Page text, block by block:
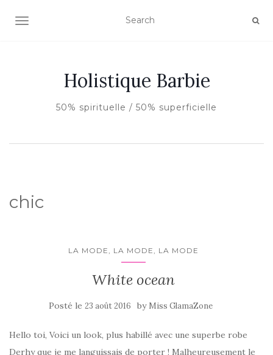
AFFICHER/MASQUER LA NAVIGATION
Holistique Barbie
50% spirituelle / 50% superficielle
chic
LA MODE, LA MODE, LA MODE
White ocean
Posté le 23 août 2016 by Miss GlamaZone
Hello toi, Voici un look, plus habillé avec une superbe robe
Derhy que je me languissais de porter ! Malheureusement le